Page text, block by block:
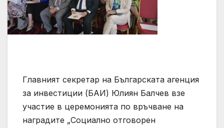
Главният секретар на Българската агенция
за инвестиции (БАИ) Юлиян Балчев взе
участие в церемонията по връчване на
наградите „Социално отговорен